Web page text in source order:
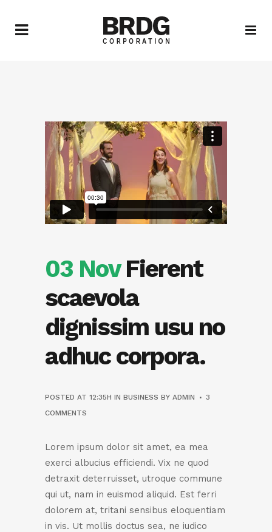
03 NovFierent
scaevola
dignissim usu no
adhuc corpora.
POSTED AT 12:35H IN BUSINESS BY ADMIN
3
COMMENTS
Lorem ipsum dolor sit amet, ea mea
exerci albucius efficiendi. Vix ne quod
detraxit deterruisset, utroque commune
qui ut, nam in euismod aliquid. Est ferri
dolorem at, tritani sensibus eloquentiam
in vis. Ut mollis doctus sea, ne iudico